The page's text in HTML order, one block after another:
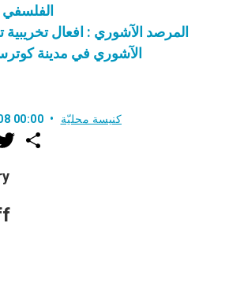
الفلسفي
المرصد الآشوري : افعال تخريبية
الآشوري في مدينة
00:00 كنيسة محليّة
w